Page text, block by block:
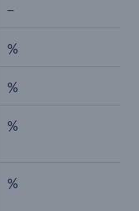
–
%
%
%
%